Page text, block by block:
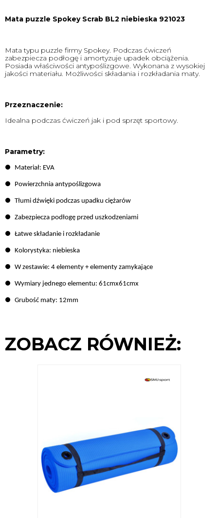
Mata puzzle Spokey Scrab BL2 niebieska 921023
Mata typu puzzle firmy Spokey. Podczas ćwiczeń
zabezpiecza podłogę i amortyzuje upadek obciążenia.
Posiada właściwości antypoślizgowe. Wykonana z wysokiej
jakości materiału. Możliwości składania i rozkładania maty.
Przeznaczenie:
Idealna podczas ćwiczeń jak i pod sprzęt sportowy.
Parametry:
Materiał: EVA
Powierzchnia antypoślizgowa
Tłumi dźwięki podczas upadku ciężarów
Zabezpiecza podłogę przed uszkodzeniami
Łatwe składanie i rozkładanie
Kolorystyka: niebieska
W zestawie: 4 elementy + elementy zamykające
Wymiary jednego elementu: 61cmx61cmx
Grubość maty: 12mm
ZOBACZ RÓWNIEŻ: